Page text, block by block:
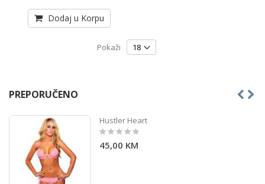
Dodaj u Korpu
Pokaži
PREPORUČENO
Hustler Heart
Rating:
0%
45,00 KM